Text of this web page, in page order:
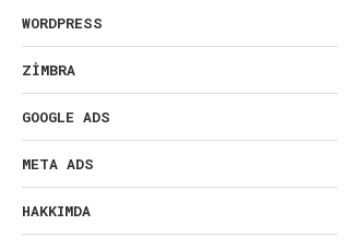
WORDPRESS
ZIMBRA
GOOGLE ADS
META ADS
HAKKIMDA